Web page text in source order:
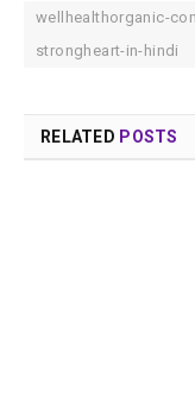
wellhealthorganic-
strongheart-in-hindi
RELATED POSTS